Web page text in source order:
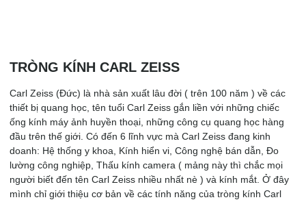
TRÒNG KÍNH CARL ZEISS
Carl Zeiss (Đức) là nhà sản xuất lâu đời ( trên 100 năm ) về các
thiết bị quang học, tên tuổi Carl Zeiss gắn liền với những chiếc
ống kính máy ảnh huyền thoại, những công cụ quang học hàng
đầu trên thế giới. Có đến 6 lĩnh vực mà Carl Zeiss đang kinh
doanh: Hệ thống y khoa, Kính hiển vi, Công nghệ bán dẫn, Đo
lường công nghiệp, Thấu kính camera ( mảng này thì chắc mọi
người biết đến tên Carl Zeiss nhiều nhất nè ) và kính mắt. Ở đây
mình chỉ giới thiệu cơ bản về các tính năng của tròng kính Carl